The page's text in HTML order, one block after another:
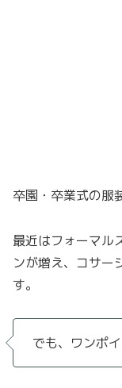
卒園・卒業式の服
最近はフォーマル
ンが増え、コサー
す。
でも、ワンポ